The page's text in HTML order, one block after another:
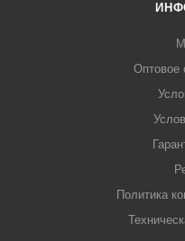
Оптовое
Политика